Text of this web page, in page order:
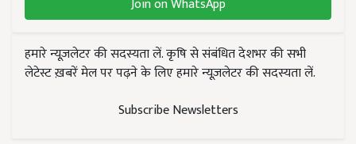
Join on WhatsApp
हमारे न्यूज़लेटर की सदस्यता लें. कृषि से संबंधित देशभर की सभी
लेटेस्ट ख़बरें मेल पर पढ़ने के लिए हमारे न्यूज़लेटर की सदस्यता लें.
Subscribe Newsletters